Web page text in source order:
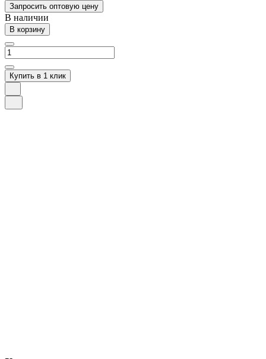
Запросить оптовую цену
В наличии
В корзину
Купить в 1 клик